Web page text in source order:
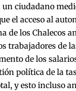
ciudadano
el acceso al
de los Chalecos
trabajadores de
de los
política de la
y esto incluso